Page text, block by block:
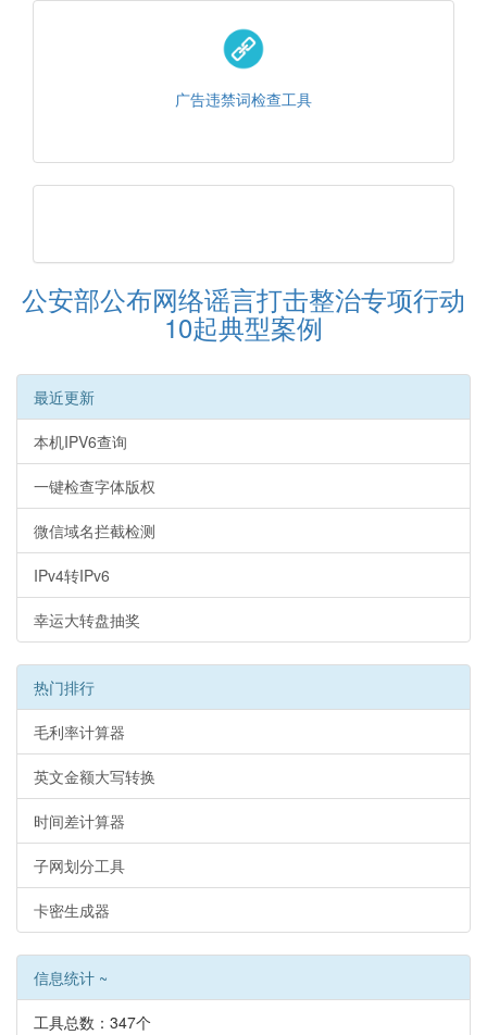
广告违禁词检查工具
公安部公布网络谣言打击整治专项行动
10起典型案例
最近更新
本机IPV6查询
一键检查字体版权
微信域名拦截检测
IPv4转IPv6
幸运大转盘抽奖
热门排行
毛利率计算器
英文金额大写转换
时间差计算器
子网划分工具
卡密生成器
信息统计 ~
工具总数：347个